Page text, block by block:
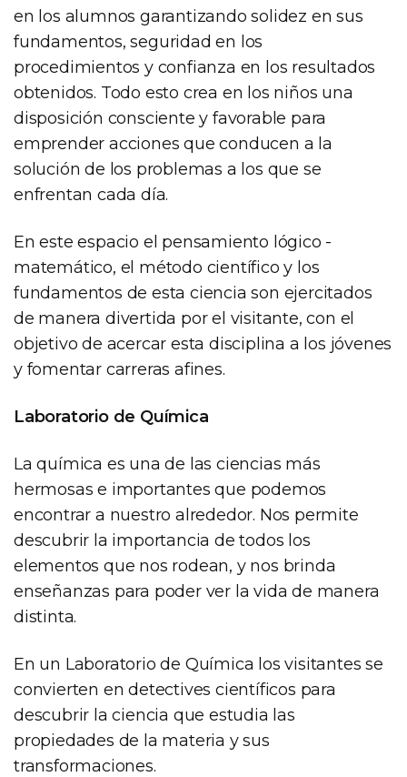
en los alumnos garantizando solidez en sus
fundamentos, seguridad en los
procedimientos y confianza en los resultados
obtenidos. Todo esto crea en los niños una
disposición consciente y favorable para
emprender acciones que conducen a la
solución de los problemas a los que se
enfrentan cada día.
En este espacio el pensamiento lógico -
matemático, el método científico y los
fundamentos de esta ciencia son ejercitados
de manera divertida por el visitante, con el
objetivo de acercar esta disciplina a los jóvenes
y fomentar carreras afines.
Laboratorio de Química
La química es una de las ciencias más
hermosas e importantes que podemos
encontrar a nuestro alrededor. Nos permite
descubrir la importancia de todos los
elementos que nos rodean, y nos brinda
enseñanzas para poder ver la vida de manera
distinta.
En un Laboratorio de Química los visitantes se
convierten en detectives científicos para
descubrir la ciencia que estudia las
propiedades de la materia y sus
transformaciones.